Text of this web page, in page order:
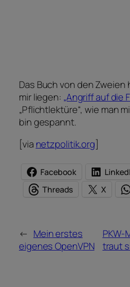
Das Buch von den Zweien
mir liegen: „Angriff auf die
„Pflichtlektüre“, wie man
bin gespannt.
[via netzpolitik.org]
Facebook
Threads
X
← Mein erstes
eigenes OpenVPN
PKW-
traut